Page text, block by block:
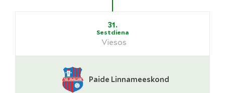
31.
Sestdiena
Viesos
Paide Linnameeskond